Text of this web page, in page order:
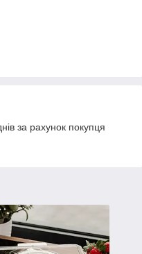
за рахунок покупця